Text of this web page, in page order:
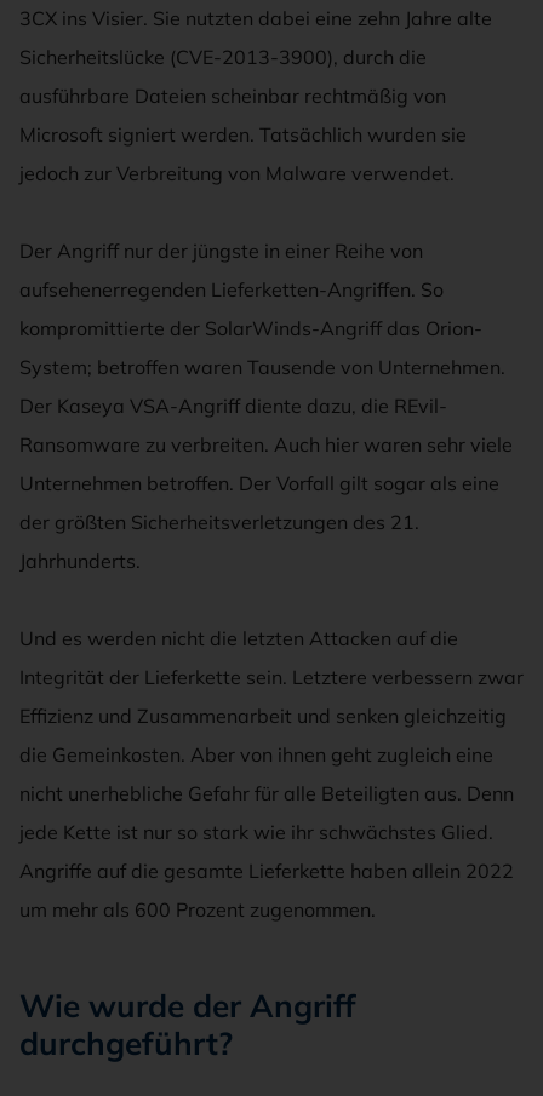
3CX ins Visier. Sie nutzten dabei eine zehn Jahre alte
Sicherheitslücke (CVE-2013-3900), durch die
ausführbare Dateien scheinbar rechtmäßig von
Microsoft signiert werden. Tatsächlich wurden sie
jedoch zur Verbreitung von Malware verwendet.
Der Angriff nur der jüngste in einer Reihe von
aufsehenerregenden Lieferketten-Angriffen. So
kompromittierte der SolarWinds-Angriff das Orion-
System; betroffen waren Tausende von Unternehmen.
Der Kaseya VSA-Angriff diente dazu, die REvil-
Ransomware zu verbreiten. Auch hier waren sehr viele
Unternehmen betroffen. Der Vorfall gilt sogar als eine
der größten Sicherheitsverletzungen des 21.
Jahrhunderts.
Und es werden nicht die letzten Attacken auf die
Integrität der Lieferkette sein. Letztere verbessern zwar
Effizienz und Zusammenarbeit und senken gleichzeitig
die Gemeinkosten. Aber von ihnen geht zugleich eine
nicht unerhebliche Gefahr für alle Beteiligten aus. Denn
jede Kette ist nur so stark wie ihr schwächstes Glied.
Angriffe auf die gesamte Lieferkette haben allein 2022
um mehr als 600 Prozent zugenommen.
Wie wurde der Angriff
durchgeführt?